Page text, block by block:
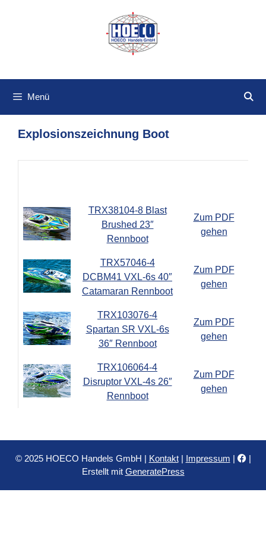
Menü
Explosionszeichnung Boot
TRX38104-8 Blast
Brushed 23″
Rennboot
Zum PDF
gehen
TRX57046-4
DCBM41 VXL-6s 40″
Catamaran Rennboot
Zum PDF
gehen
TRX103076-4
Spartan SR VXL-6s
36″ Rennboot
Zum PDF
gehen
TRX106064-4
Disruptor VXL-4s 26″
Rennboot
Zum PDF
gehen
© 2025 HOECO Handels GmbH | Kontakt| Impressum |
|
Erstellt mit GeneratePress